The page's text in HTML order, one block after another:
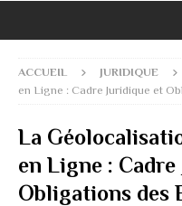
ACCUEIL JURIDIQUE
en Ligne : Cadre Juridique et
La
en Ligne :
Obligations des